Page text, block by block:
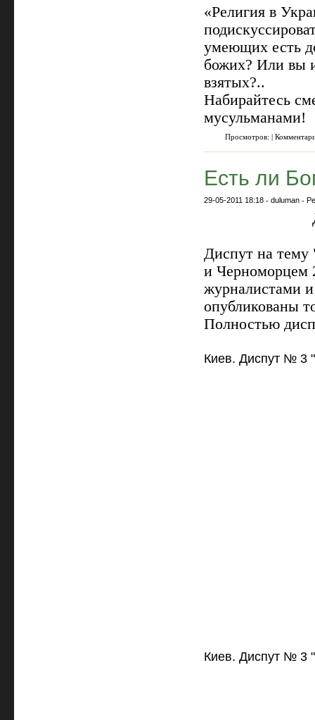
«Религия в
умеющих есть
божих? Или вы
взятых?..
Набирайтесь
мусульманами!
Просмотров: |
Есть ли
29-05-2011 18:18 -duluman -
Диспут на тему
и Черноморцем
журналистами
опубликованы
Полностью
Киев. Диспут № 3
Киев. Диспут № 3